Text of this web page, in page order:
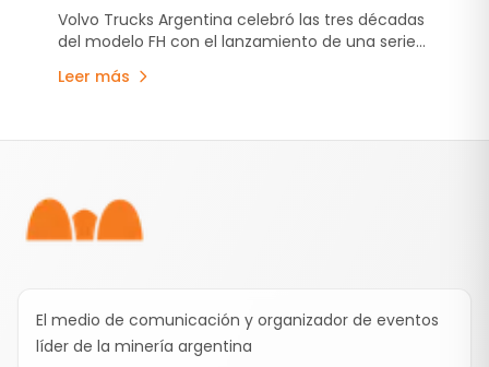
tecnología en un ícono del
transporte
Volvo Trucks Argentina celebró las tres décadas
del modelo FH con el lanzamiento de una serie
especial limitada, que combina innovación,
diseño exclusivo y alto desempeño.
Leer más
El medio de comunicación y organizador de eventos
líder de la minería argentina